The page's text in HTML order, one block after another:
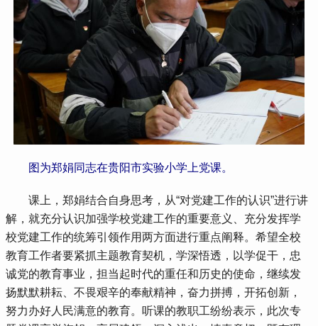
图为郑娟同志在贵阳市实验小学上党课。
课上，郑娟结合自身思考，从“对党建工作的认识”进行讲
解，就充分认识加强学校党建工作的重要意义、充分发挥学
校党建工作的统筹引领作用两方面进行重点阐释。希望全校
教育工作者要紧抓主题教育契机，学深悟透，以学促干，忠
诚党的教育事业，担当起时代的重任和历史的使命，继续发
扬默默耕耘、不畏艰辛的奉献精神，奋力拼搏，开拓创新，
努力办好人民满意的教育。听课的教职工纷纷表示，此次专